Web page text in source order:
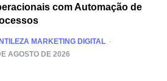
com Automação de
MARKETING DIGITAL
AGOSTO DE 2026